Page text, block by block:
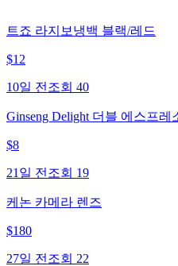
트죠 라지보냉백 블랙/레드
$12
10일 전 조회 40
Ginseng Delight 더블 에스프레
$8
21일 전 조회 19
케논 카메라 렌즈
$180
27일 전 조회 22